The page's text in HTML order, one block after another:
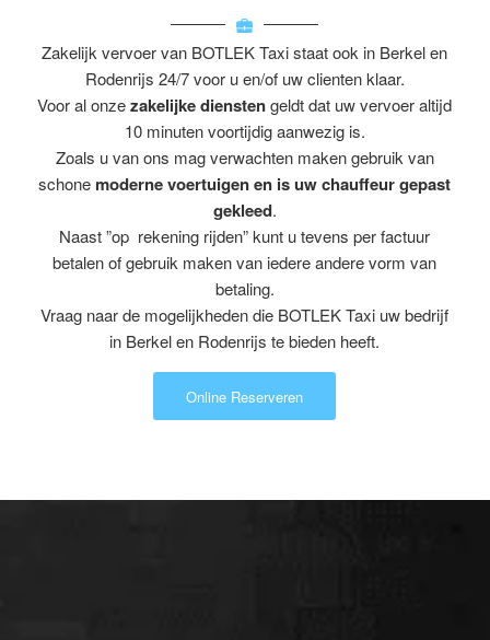
Zakelijk vervoer van BOTLEK Taxi staat ook in Berkel en
Rodenrijs 24/7 voor u en/of uw clienten klaar.
Voor al onzezakelijke dienstengeldt dat uw vervoer altijd
10 minuten voortijdig aanwezig is.
Zoals u van ons mag verwachten maken gebruik van
schone moderne voertuigen en is uw chauffeur gepast
gekleed.
Naast ”op rekening rijden” kunt u tevens per factuur
betalen of gebruik maken van iedere andere vorm van
betaling.
Vraag naar de mogelijkheden die BOTLEK Taxi uw bedrijf
in Berkel en Rodenrijs te bieden heeft.
Online Reserveren